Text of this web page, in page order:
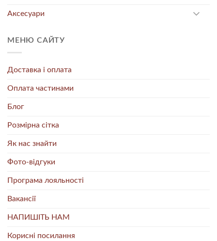
Аксесуари
МЕНЮ САЙТУ
Доставка і оплата
Оплата частинами
Блог
Розмірна сітка
Як нас знайти
Фото-відгуки
Програма лояльності
Вакансії
НАПИШІТЬ НАМ
Корисні посилання